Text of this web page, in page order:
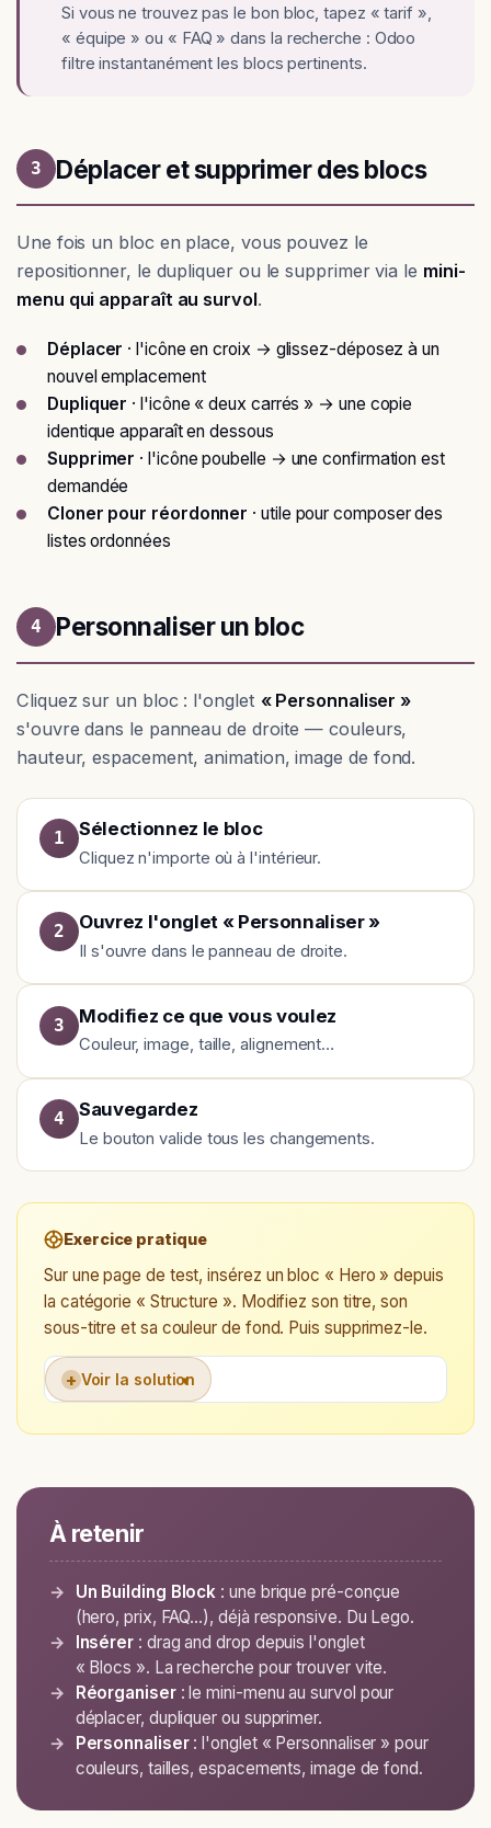
Si vous ne trouvez pas le bon bloc, tapez « tarif »,
« équipe » ou « FAQ » dans la recherche : Odoo
filtre instantanément les blocs pertinents.
3 Déplacer et supprimer des blocs
Une fois un bloc en place, vous pouvez le
repositionner, le dupliquer ou le supprimer via le mini-
menu qui apparaît au survol.
Déplacer · l'icône en croix → glissez-déposez à un
nouvel emplacement
Dupliquer · l'icône « deux carrés » → une copie
identique apparaît en dessous
Supprimer · l'icône poubelle → une confirmation est
demandée
Cloner pour réordonner · utile pour composer des
listes ordonnées
4 Personnaliser un bloc
Cliquez sur un bloc : l'onglet « Personnaliser »
s'ouvre dans le panneau de droite — couleurs,
hauteur, espacement, animation, image de fond.
1 Sélectionnez le bloc
Cliquez n'importe où à l'intérieur.
2 Ouvrez l'onglet « Personnaliser »
Il s'ouvre dans le panneau de droite.
3 Modifiez ce que vous voulez
Couleur, image, taille, alignement…
4 Sauvegardez
Le bouton valide tous les changements.
Exercice pratique
Sur une page de test, insérez un bloc « Hero » depuis
la catégorie « Structure ». Modifiez son titre, son
sous-titre et sa couleur de fond. Puis supprimez-le.
+ Voir la solution
À retenir
Un Building Block : une brique pré-conçue
(hero, prix, FAQ…), déjà responsive. Du Lego.
Insérer : drag and drop depuis l'onglet
« Blocs ». La recherche pour trouver vite.
Réorganiser: le mini-menu au survol pour
déplacer, dupliquer ou supprimer.
Personnaliser: l'onglet « Personnaliser » pour
couleurs, tailles, espacements, image de fond.